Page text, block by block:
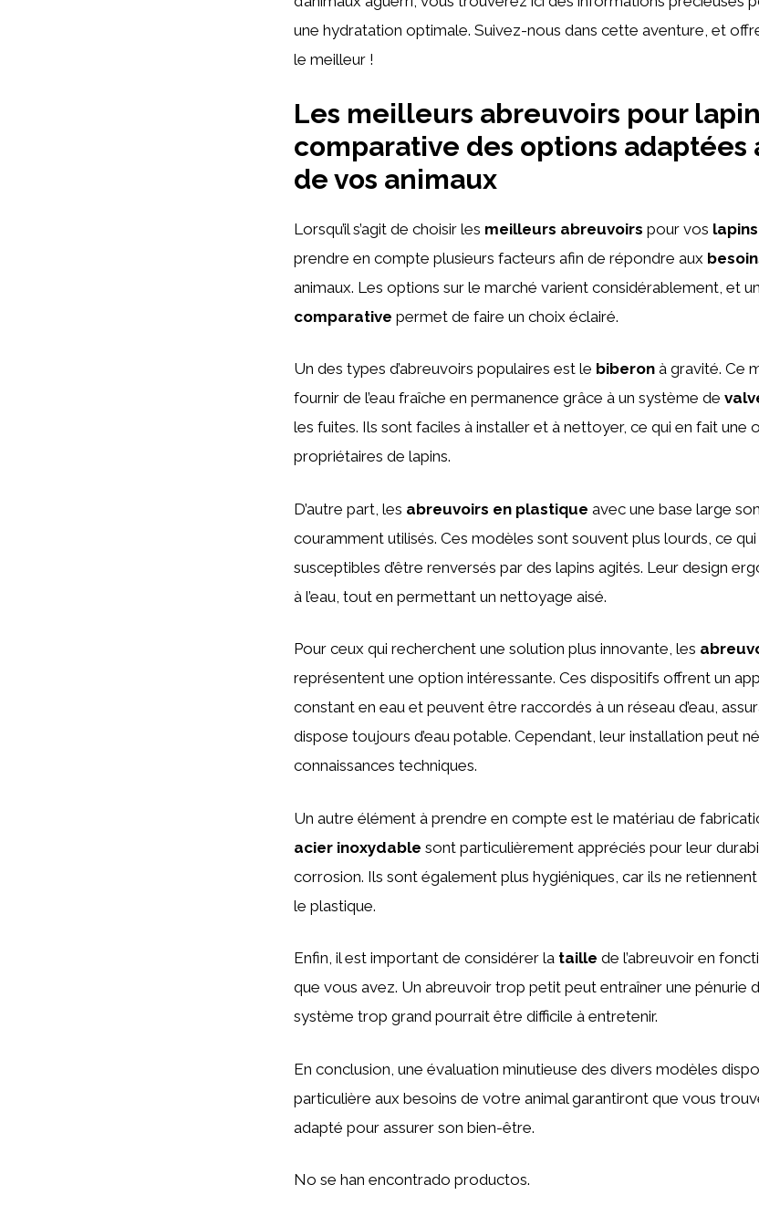
une hydratation optimale. Suivez-nous dans cette aventure, et
le meilleur !
Les meilleurs abreuvoirs pour
comparative des options adaptées
de vos animaux
Lorsqu’il s’agit de choisir les meilleurs abreuvoirs pour vos lapins
prendre en compte plusieurs facteurs afin de répondre aux
animaux. Les options sur le marché varient considérablement, et
comparative permet de faire un choix éclairé.
Un des types d’abreuvoirs populaires est le biberon à gravité. Ce
fournir de l’eau fraîche en permanence grâce à un système de
les fuites. Ils sont faciles à installer et à nettoyer, ce qui en fait une
propriétaires de lapins.
D’autre part, les abreuvoirs en plastique avec une base large
couramment utilisés. Ces modèles sont souvent plus lourds, ce
susceptibles d’être renversés par des lapins agités. Leur design
à l’eau, tout en permettant un nettoyage aisé.
Pour ceux qui recherchent une solution plus innovante, les
représentent une option intéressante. Ces dispositifs offrent un
constant en eau et peuvent être raccordés à un réseau d’eau,
dispose toujours d’eau potable. Cependant, leur installation peut
connaissances techniques.
Un autre élément à prendre en compte est le matériau de
acier inoxydable sont particulièrement appréciés pour leur
corrosion. Ils sont également plus hygiéniques, car ils ne
le plastique.
Enfin, il est important de considérer la taille de l’abreuvoir en
que vous avez. Un abreuvoir trop petit peut entraîner une pénurie
système trop grand pourrait être difficile à entretenir.
En conclusion, une évaluation minutieuse des divers modèles
particulière aux besoins de votre animal garantiront que vous
adapté pour assurer son bien-être.
No se han encontrado productos.